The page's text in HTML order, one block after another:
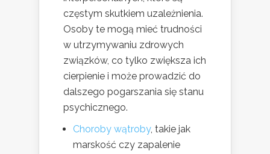
częstym skutkiem uzależnienia.
Osoby te mogą mieć trudności
w utrzymywaniu zdrowych
związków, co tylko zwiększa ich
cierpienie i może prowadzić do
dalszego pogarszania się stanu
psychicznego.
Choroby wątroby, takie jak
marskość czy zapalenie